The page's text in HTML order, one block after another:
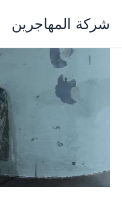
المحتوى
شركة المهاجرين